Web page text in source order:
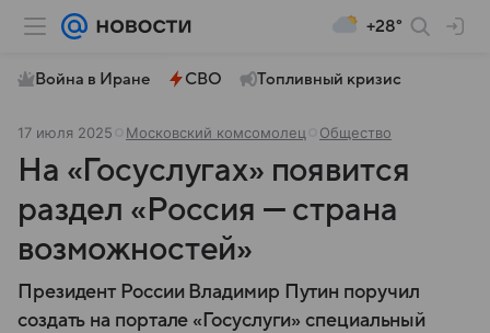
+28°
Война в Иране СВО Топливный кризис
17 июля 2025 Московский комсомолец Общество
На «Госуслугах» появится
раздел «Россия — страна
возможностей»
Президент России Владимир Путин поручил
создать на портале «Госуслуги» специальный